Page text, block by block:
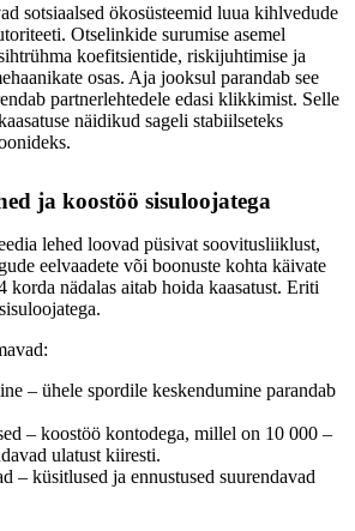
sotsiaalsed ökosüsteemid luua kihlvedude
Otselinkide surumise asemel
koefitsientide, riskijuhtimise ja
osas. Aja jooksul parandab see
partnerlehtedele edasi klikkimist. Selle
näidikud sageli stabiilseteks
ja koostöö sisuloojatega
lehed loovad püsivat soovitusliiklust,
eelvaadete või boonuste kohta käivate
korda nädalas aitab hoida kaasatust. Eriti
– ühele spordile keskendumine parandab
– koostöö kontodega, millel on 10 000 –
ulatust kiiresti.
– küsitlused ja ennustused suurendavad